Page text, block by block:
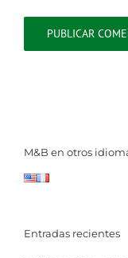
M&B en otros
Entradas recientes